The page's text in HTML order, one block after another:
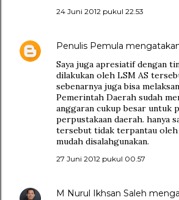
24 Juni 2012 pukul 22.53
Penulis Pemula
Saya juga apresiatif dengan
dilakukan oleh LSM AS
sebenarnya juga bisa
Pemerintah Daerah sudah
anggaran cukup besar untuk
perpustakaan daerah. hanya
tersebut tidak terpantau
mudah disalahgunakan.
27 Juni 2012 pukul 00.57
M Nurul Ikhsan Saleh